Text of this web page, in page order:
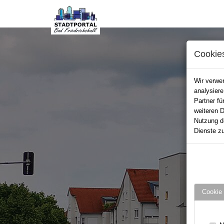
Wir
Partner
weiteren
Nutzung
Dienste
Cookie